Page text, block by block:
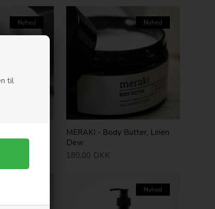
til
Nyhed Nyhed
MERAKI - Body Butter, Linen
Dew
180,00 DKK
Nyhed